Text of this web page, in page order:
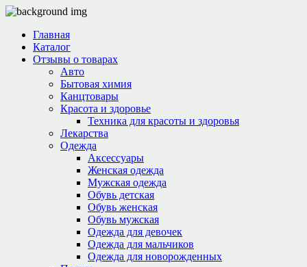
Главная
Каталог
Отзывы о товарах
Авто
Бытовая химия
Канцтовары
Красота и здоровье
Техника для красоты и здоровья
Лекарства
Одежда
Аксессуары
Женская одежда
Мужская одежда
Обувь детская
Обувь женская
Обувь мужская
Одежда для девочек
Одежда для мальчиков
Одежда для новорожденных